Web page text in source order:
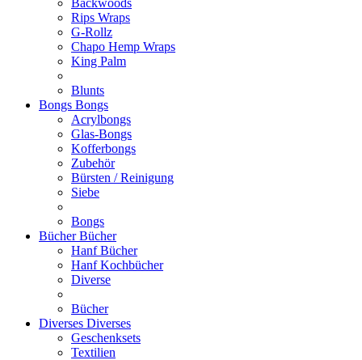
Backwoods
Rips Wraps
G-Rollz
Chapo Hemp Wraps
King Palm
Blunts
Bongs Bongs
Acrylbongs
Glas-Bongs
Kofferbongs
Zubehör
Bürsten / Reinigung
Siebe
Bongs
BücherBücher
Hanf Bücher
Hanf Kochbücher
Diverse
Bücher
Diverses Diverses
Geschenksets
Textilien